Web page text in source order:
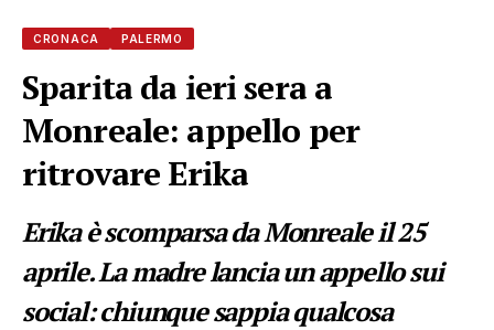
CRONACA PALERMO
Sparita da ieri sera a
Monreale: appello per
ritrovare Erika
Erika è scomparsa da Monreale il 25
aprile. La madre lancia un appello sui
social: chiunque sappia qualcosa